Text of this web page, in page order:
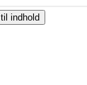
indhold